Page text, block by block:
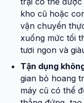
kho cũ hoặc
vận chuyển
xuống mức tối
tươi ngon và
Tận dụng
gian bỏ hoang
máy cũ có thể